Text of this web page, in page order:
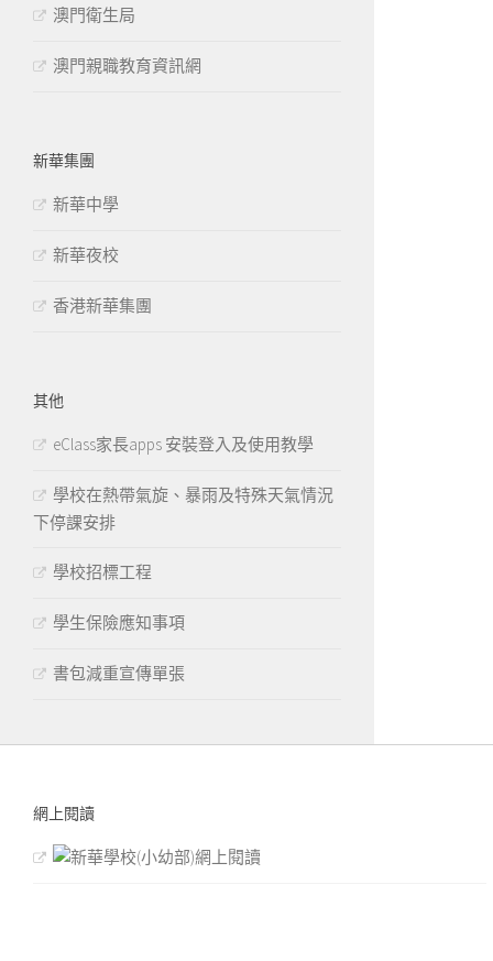
澳門衛生局
澳門親職教育資訊網
新華集團
新華中學
新華夜校
香港新華集團
其他
eClass家長apps 安裝登入及使用教學
學校在熱帶氣旋、暴雨及特殊天氣情況
下停課安排
學校招標工程
學生保險應知事項
書包減重宣傳單張
網上閱讀